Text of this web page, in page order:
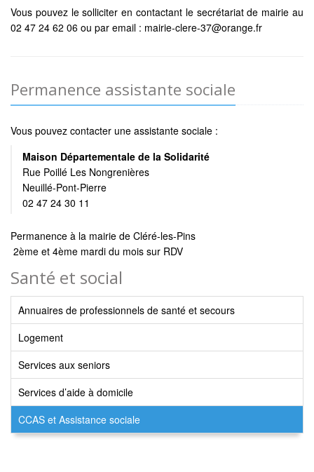
Vous pouvez le solliciter en contactant le secrétariat de mairie au
02 47 24 62 06 ou par email : mairie-clere-37@orange.fr
Permanence assistante sociale
Vous pouvez contacter une assistante sociale :
Maison Départementale de la Solidarité
Rue Poillé Les Nongrenières
Neuillé-Pont-Pierre
02 47 24 30 11
Permanence à la mairie de Cléré-les-Pins
2ème et 4ème mardi du mois sur RDV
Santé et social
Annuaires de professionnels de santé et secours
Logement
Services aux seniors
Services d’aide à domicile
CCAS et Assistance sociale